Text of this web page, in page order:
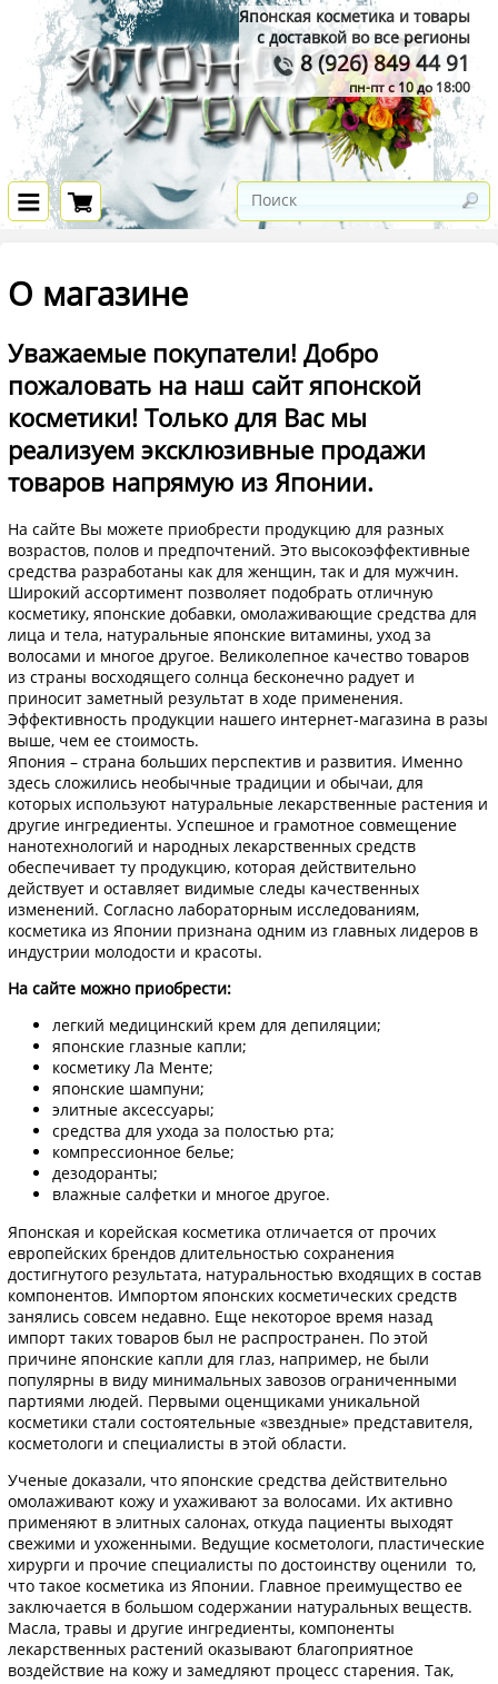
Японская косметика и товары
с доставкой во все регионы
8 (926) 849 44 91
пн-пт с 10 до 18:00
О магазине
Уважаемые покупатели! Добро
пожаловать на наш сайт японской
косметики! Только для Вас мы
реализуем эксклюзивные продажи
товаров напрямую из Японии.
На сайте Вы можете приобрести продукцию для разных
возрастов, полов и предпочтений. Это высокоэффективные
средства разработаны как для женщин, так и для мужчин.
Широкий ассортимент позволяет подобрать отличную
косметику, японские добавки, омолаживающие средства для
лица и тела, натуральные японские витамины, уход за
волосами и многое другое. Великолепное качество товаров
из страны восходящего солнца бесконечно радует и
приносит заметный результат в ходе применения.
Эффективность продукции нашего интернет-магазина в разы
выше, чем ее стоимость.
Япония – страна больших перспектив и развития. Именно
здесь сложились необычные традиции и обычаи, для
которых используют натуральные лекарственные растения и
другие ингредиенты. Успешное и грамотное совмещение
нанотехнологий и народных лекарственных средств
обеспечивает ту продукцию, которая действительно
действует и оставляет видимые следы качественных
изменений. Согласно лабораторным исследованиям,
косметика из Японии признана одним из главных лидеров в
индустрии молодости и красоты.
На сайте можно приобрести:
легкий медицинский крем для депиляции;
японские глазные капли;
косметику Ла Менте;
японские шампуни;
элитные аксессуары;
средства для ухода за полостью рта;
компрессионное белье;
дезодоранты;
влажные салфетки и многое другое.
Японская и корейская косметика отличается от прочих
европейских брендов длительностью сохранения
достигнутого результата, натуральностью входящих в состав
компонентов. Импортом японских косметических средств
занялись совсем недавно. Еще некоторое время назад
импорт таких товаров был не распространен. По этой
причине японские капли для глаз, например, не были
популярны в виду минимальных завозов ограниченными
партиями людей. Первыми оценщиками уникальной
косметики стали состоятельные «звездные» представителя,
косметологи и специалисты в этой области.
Ученые доказали, что японские средства действительно
омолаживают кожу и ухаживают за волосами. Их активно
применяют в элитных салонах, откуда пациенты выходят
свежими и ухоженными. Ведущие косметологи, пластические
хирурги и прочие специалисты по достоинству оценили то,
что такое косметика из Японии. Главное преимущество ее
заключается в большом содержании натуральных веществ.
Масла, травы и другие ингредиенты, компоненты
лекарственных растений оказывают благоприятное
воздействие на кожу и замедляют процесс старения. Так,